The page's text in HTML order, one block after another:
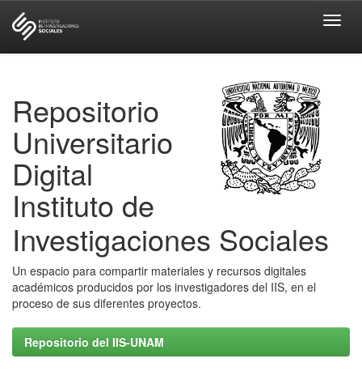
Repositorio
Universitario
Digital
Instituto de
Investigaciones Sociales
Un espacio para compartir materiales y recursos digitales
académicos producidos por los investigadores del IIS, en el
proceso de sus diferentes proyectos.
Repositorio del IIS-UNAM